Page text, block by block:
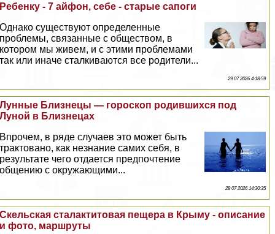
Ребенку - 7 айфон, себе - старые сапоги
Однако существуют определенные
проблемы, связанные с обществом, в
котором мы живем, и с этими проблемами
так или иначе сталкиваются все родители...
29 07 2026 4:18:59
Лунные Близнецы — гороскоп родившихся под
Луной в Близнецах
Впрочем, в ряде случаев это может быть
тpaктовано, как незнание самих себя, в
результате чего отдается предпочтение
общению с окружающими...
28 07 2026 14:30:35
Скельская сталактитовая пещера в Крыму - описание
и фото, маршруты